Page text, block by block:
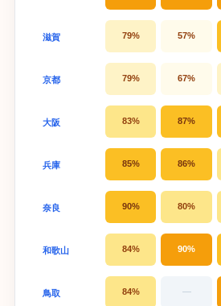
滋賀 79% 57%
京都 79% 67%
大阪 83% 87%
兵庫 85% 86%
奈良 90% 80%
和歌山 84% 90%
鳥取 84% —